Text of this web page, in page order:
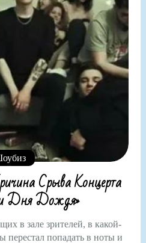
Срыва Концерта
Дня Дождя»
в зале зрителей, в какой-
перестал попадать в ноты и